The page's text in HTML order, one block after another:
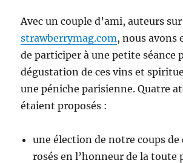
Avec un couple d’ami, auteurs sur
strawberrymag.com, nous avons
de participer à une petite séance
dégustation de ces vins et
une péniche parisienne. Quatre
étaient proposés :
une élection de notre coups
rosés en l’honneur de la toute